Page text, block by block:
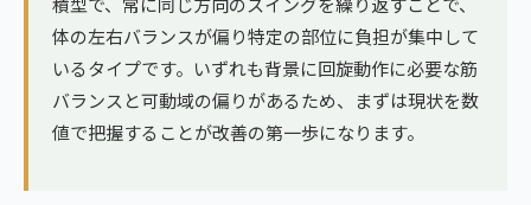
体の左右バランスが偏り特定の部位に負担が集中して
いるタイプです。いずれも背景に回旋動作に必要な筋
バランスと可動域の偏りがあるため、まずは現状を数
値で把握することが改善の第一歩になります。